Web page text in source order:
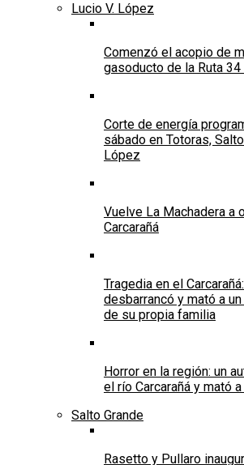
Lucio V. López
Comenzó el acopio de
gasoducto de la Ruta
Corte de energía
sábado en Totoras,
López
Vuelve La Machadera a
Carcarañá
Tragedia en el
desbarrancó y mató a
de su propia familia
Horror en la región: un
el río Carcarañá y mató
Salto Grande
Rasetto y Pullaro